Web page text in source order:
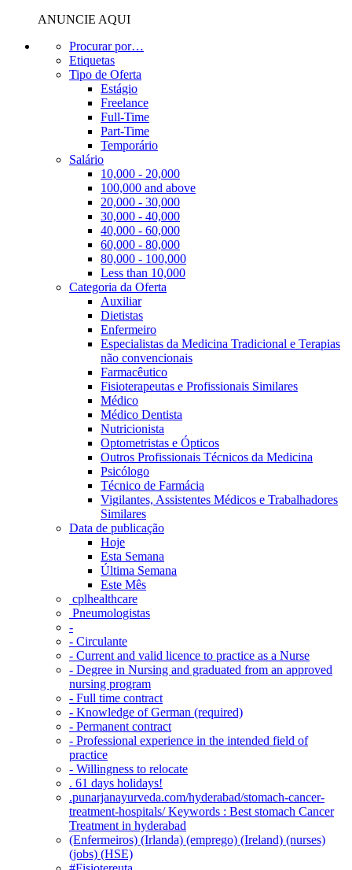
ANUNCIE AQUI
Procurar por…
Etiquetas
Tipo de Oferta
Estágio
Freelance
Full-Time
Part-Time
Temporário
Salário
10,000 - 20,000
100,000 and above
20,000 - 30,000
30,000 - 40,000
40,000 - 60,000
60,000 - 80,000
80,000 - 100,000
Less than 10,000
Categoria da Oferta
Auxiliar
Dietistas
Enfermeiro
Especialistas da Medicina Tradicional e Terapias
não convencionais
Farmacêutico
Fisioterapeutas e Profissionais Similares
Médico
Médico Dentista
Nutricionista
Optometristas e Ópticos
Outros Profissionais Técnicos da Medicina
Psicólogo
Técnico de Farmácia
Vigilantes, Assistentes Médicos e Trabalhadores
Similares
Data de publicação
Hoje
Esta Semana
Última Semana
Este Mês
‎ cplhealthcare‬
Pneumologistas
-
- Circulante
- Current and valid licence to practice as a Nurse
- Degree in Nursing and graduated from an approved
nursing program
- Full time contract
- Knowledge of German (required)
- Permanent contract
- Professional experience in the intended field of
practice
- Willingness to relocate
. 61 days holidays!
.punarjanayurveda.com/hyderabad/stomach-cancer-
treatment-hospitals/ Keywords : Best stomach Cancer
Treatment in hyderabad
(Enfermeiros) (Irlanda) (emprego) (Ireland) (nurses)
(jobs) (HSE)